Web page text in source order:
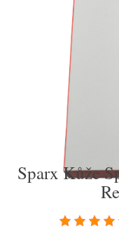
Sparx Kůže